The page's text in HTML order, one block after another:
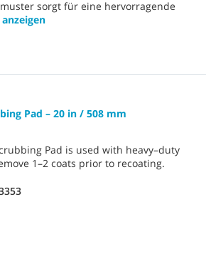
sorgt für eine hervorragende
Pad – 20 in / 508 mm
Pad is used with heavy–duty
1–2 coats prior to recoating.